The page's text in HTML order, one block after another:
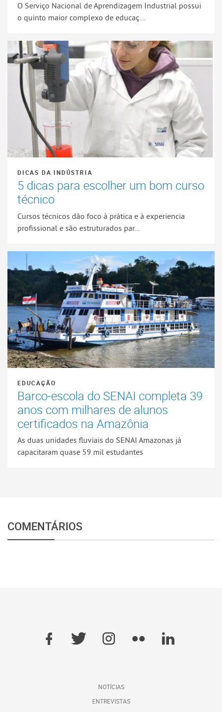
O Serviço Nacional de Aprendizagem Industrial possui
o quinto maior complexo de educaç...
DICAS DA INDÚSTRIA
5 dicas para escolher um bom curso
técnico
Cursos técnicos dão foco à prática e à experiencia
profissional e são estruturados par...
EDUCAÇÃO
Barco-escola do SENAI completa 39
anos com milhares de alunos
certificados na Amazônia
As duas unidades fluviais do SENAI Amazonas já
capacitaram quase 59 mil estudantes
COMENTÁRIOS
NOTÍCIAS
ENTREVISTAS